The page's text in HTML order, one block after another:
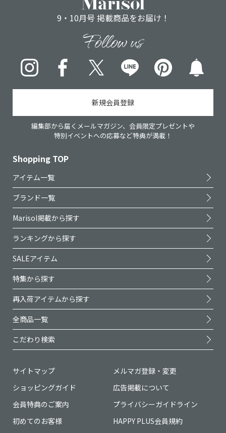
9・10月号 掲載商品をお届け！
Follow us
InstagramFacebookX LINE pinterest
新規会員登録
編集部から届くメールマガジン、会員限定プレゼントや
特別イベントへの応募など特典が満載！
Shopping TOP
アイテム一覧
ブランド一覧
Marisol掲載から探す
ランキングから探す
SALEアイテム
特集から探す
再入荷アイテムから探す
全商品一覧
こだわり検索
サイトマップ
メルマガ登録・変更
ショッピングガイド
広告掲載について
会員特典のご案内
プライバシーガイドライン
初めてのお客様
HAPPY PLUS会員規約